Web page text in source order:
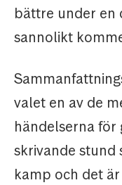
bättre under en
sannolikt
valet en av de
händelserna för
skrivande stund
kamp och det